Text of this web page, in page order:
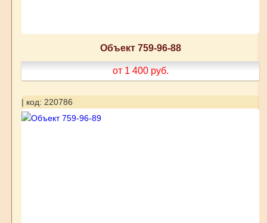
Объект 759-96-88
от 1 400 руб.
| код: 220786